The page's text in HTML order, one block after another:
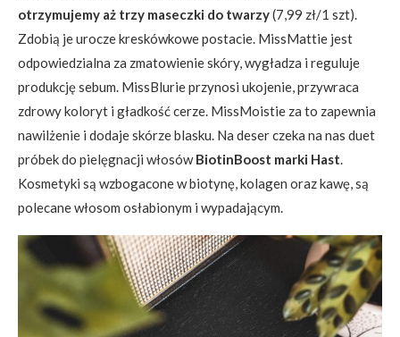
otrzymujemy aż trzy maseczki do twarzy(7,99 zł/1 szt).
Zdobią je urocze kreskówkowe postacie. MissMattie jest
odpowiedzialna za zmatowienie skóry, wygładza i reguluje
produkcję sebum. MissBlurie przynosi ukojenie, przywraca
zdrowy koloryt i gładkość cerze. MissMoistie za to zapewnia
nawilżenie i dodaje skórze blasku. Na deser czeka na nas duet
próbek do pielęgnacji włosówBiotinBoost marki Hast.
Kosmetyki są wzbogacone w biotynę, kolagen oraz kawę, są
polecane włosom osłabionym i wypadającym.